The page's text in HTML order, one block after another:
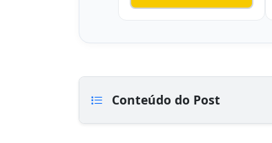
Conteúdo do Post